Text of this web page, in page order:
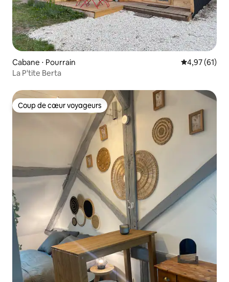
Cabane ⋅ Pourrain Évaluation
4,97 (61)
La P'tite Berta
Coup de cœur voyageurs
Coup de cœur voyageurs